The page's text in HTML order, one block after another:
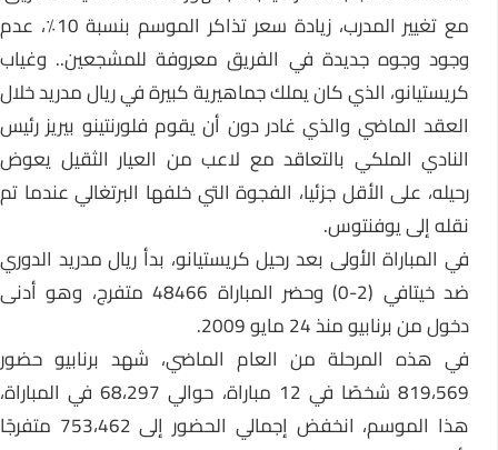
مع تغيير المدرب، زيادة سعر تذاكر الموسم بنسبة 10٪، عدم
وجود وجوه جديدة في الفريق معروفة للمشجعين.. وغياب
كريستيانو، الذي كان يملك جماهيرية كبيرة في ريال مدريد خلال
العقد الماضي والذي غادر دون أن يقوم فلورنتينو بيريز رئيس
النادي الملكي بالتعاقد مع لاعب من العيار الثقيل يعوض
رحيله، على الأقل جزئيا، الفجوة التي خلفها البرتغالي عندما تم
نقله إلى يوفنتوس.
في المباراة الأولى بعد رحيل كريستيانو، بدأ ريال مدريد الدوري
ضد خيتافي (2-0) وحضر المباراة 48466 متفرج، وهو أدنى
دخول من برنابيو منذ 24 مايو 2009.
في هذه المرحلة من العام الماضي، شهد برنابيو حضور
819،569 شخصًا في 12 مباراة، حوالي 68،297 في المباراة،
هذا الموسم، انخفض إجمالي الحضور إلى 753،462 متفرجًا